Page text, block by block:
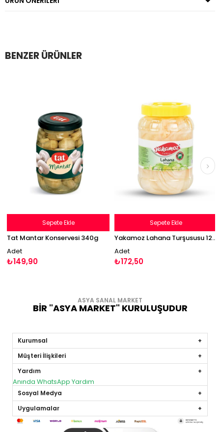
BENZER ÜRÜNLER
Tat Mantar Konservesi 340g
Adet
₺149,90
Sepete Ekle
Yakamoz Lahana Turşususu 1250g Cam
Adet
₺172,50
Sepete Ekle
ASYA SANAL MARKET
BİR "ASYA MARKET" KURULUŞUDUR
Kurumsal
Müşteri İlişkileri
Yardım
Anında WhatsApp Yardım
Sosyal Medya
Uygulamalar